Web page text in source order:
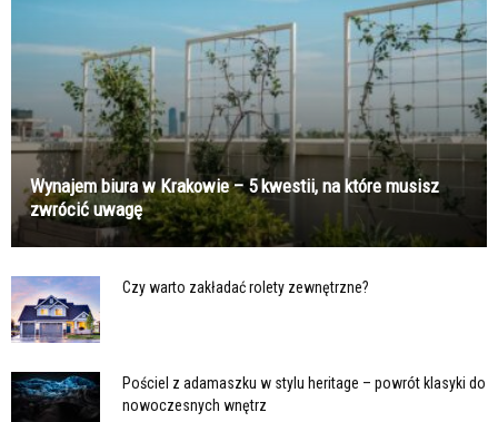
Wynajem biura w Krakowie – 5 kwestii, na które musisz
zwrócić uwagę
Czy warto zakładać rolety zewnętrzne?
Pościel z adamaszku w stylu heritage – powrót klasyki do
nowoczesnych wnętrz